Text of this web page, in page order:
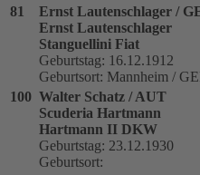
81
Ernst Lautenschlager /
Ernst Lautenschlager
Stanguellini Fiat
Geburtstag: 16.12.1912
Geburtsort: Mannheim /
100 Walter Schatz / AUT
Scuderia Hartmann
Hartmann II DKW
Geburtstag: 23.12.1930
Geburtsort: